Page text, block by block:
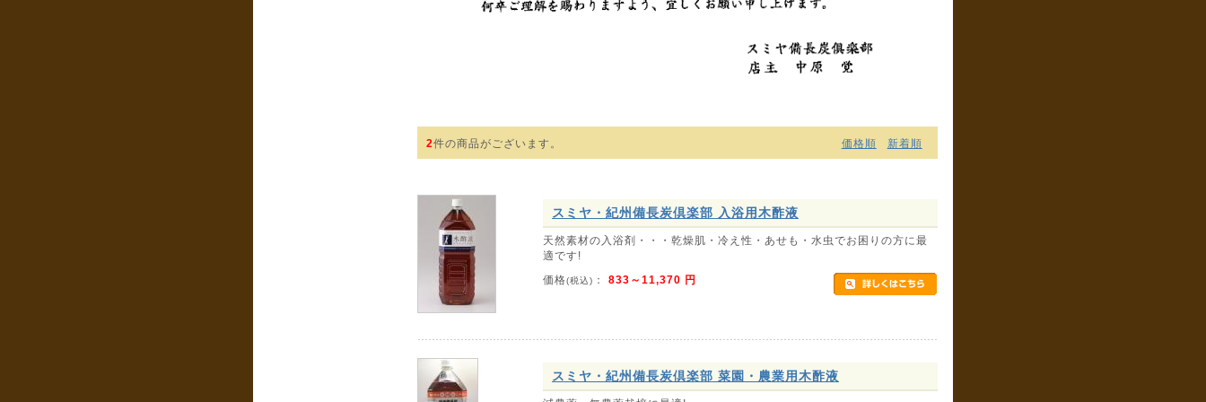
2件の商品がございます。 価格順 新着順
スミヤ・紀州備長炭倶楽部 入浴用木酢液
天然素材の入浴剤・・・乾燥肌・冷え性・あせも・水虫でお困りの方に最
適です!
価格(税込) ： 833～11,370 円
スミヤ・紀州備長炭倶楽部 菜園・農業用木酢液